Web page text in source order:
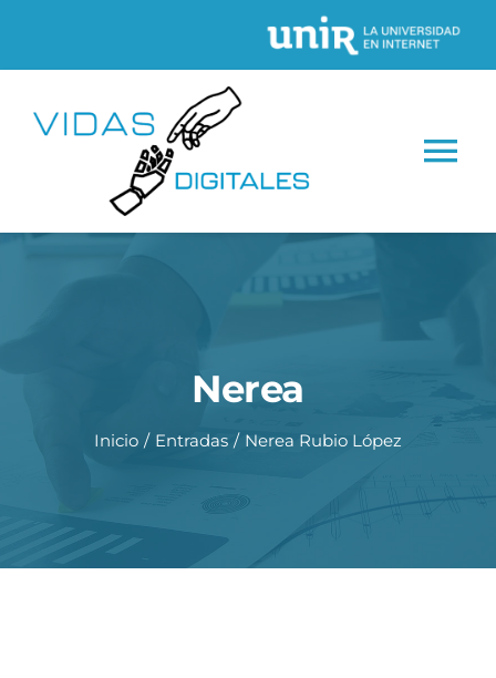
INICIO
Novedades
Nerea
Inicio Entradas Nerea Rubio López